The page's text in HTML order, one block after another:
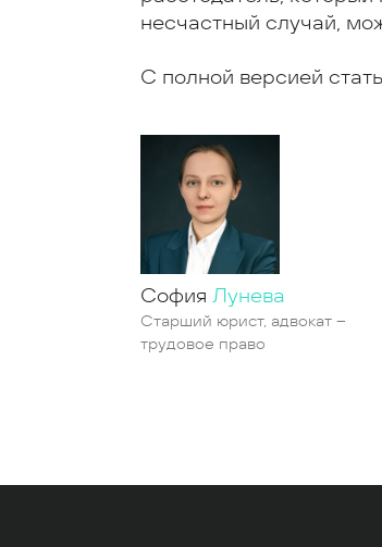
несчастный случай,
С полной версией
София Лунева
Старший юрист, адвокат –
трудовое право